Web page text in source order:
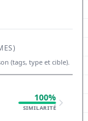
(tags, type et cible).
100%
SIMILARITÉ